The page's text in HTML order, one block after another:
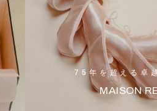
75年を超える卓
MAISON